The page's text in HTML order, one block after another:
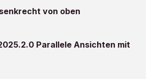
von oben
Parallele Ansichten mit